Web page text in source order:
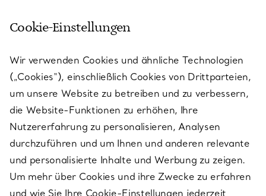
KUNDENSERVICE
SERVICES
ÜBER TIFFANY & CO.
RECHTLICHE HINWEISE
Cookie-Einstellungen
Wir verwenden Cookies und ähnliche Technologien
(„Cookies“), einschließlich Cookies von Drittparteien,
um unsere Website zu betreiben und zu verbessern,
die Website-Funktionen zu erhöhen, Ihre
Nutzererfahrung zu personalisieren, Analysen
durchzuführen und um Ihnen und anderen relevante
und personalisierte Inhalte und Werbung zu zeigen.
Um mehr über Cookies und ihre Zwecke zu erfahren
und wie Sie Ihre Cookie-Einstellungen jederzeit